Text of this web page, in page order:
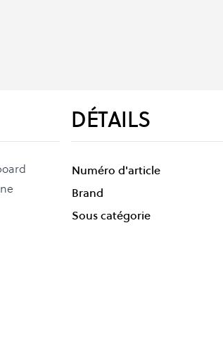
DÉTAILS
Numéro d'article
Brand
Sous catégorie